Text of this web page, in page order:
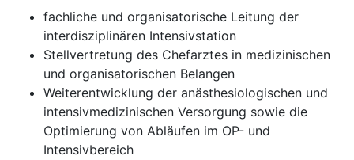
fachliche und organisatorische Leitung der
interdisziplinären Intensivstation
Stellvertretung des Chefarztes in medizinischen
und organisatorischen Belangen
Weiterentwicklung der anästhesiologischen und
intensivmedizinischen Versorgung sowie die
Optimierung von Abläufen im OP- und
Intensivbereich